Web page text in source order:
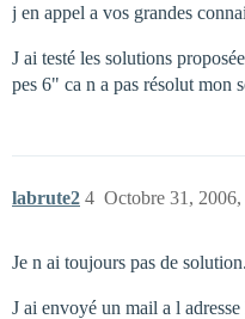
j en appel a vos grandes
J ai testé les solutions
pes 6" ca n a pas résolut mon
labrute2 Octobre 31,
4
Je n ai toujours pas de solution.
J ai envoyé un mail a l